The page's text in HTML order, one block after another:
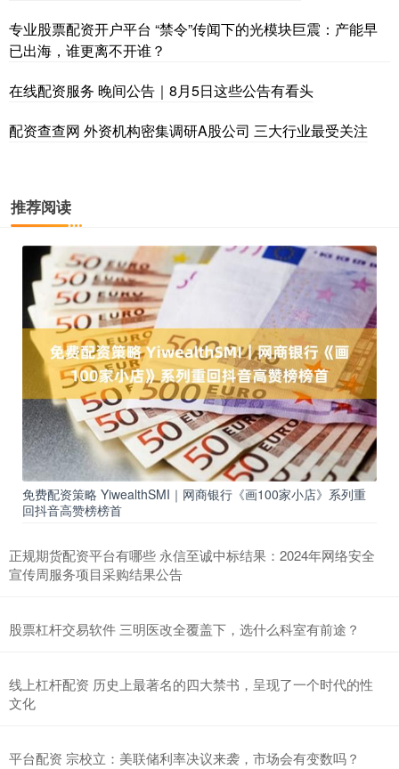
专业股票配资开户平台 “禁令”传闻下的光模块巨震：产能早
已出海，谁更离不开谁？
在线配资服务 晚间公告｜8月5日这些公告有看头
配资查查网 外资机构密集调研A股公司 三大行业最受关注
推荐阅读
免费配资策略 YiwealthSMI｜网商银行《画100家小店》系列重
回抖音高赞榜榜首
正规期货配资平台有哪些 永信至诚中标结果：2024年网络安全
宣传周服务项目采购结果公告
股票杠杆交易软件 三明医改全覆盖下，选什么科室有前途？
线上杠杆配资 历史上最著名的四大禁书，呈现了一个时代的性
文化
平台配资 宗校立：美联储利率决议来袭，市场会有变数吗？